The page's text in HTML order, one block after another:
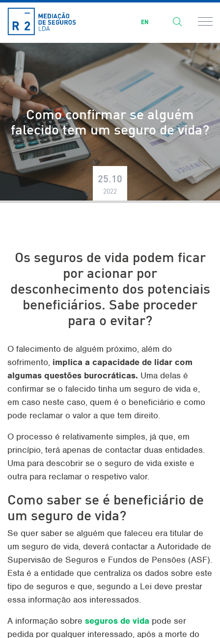
EN
Como confirmar se alguém
falecido tem um seguro de vida?
25.10
2022
Os seguros de vida podem ficar
por acionar por
desconhecimento dos potenciais
beneficiários. Sabe proceder
para o evitar?
O falecimento de alguém próximo, além do
sofrimento, implica a capacidade de lidar com
algumas questões burocráticas. Uma delas é
confirmar se o falecido tinha um seguro de vida e,
em caso neste caso, quem é o beneficiário e como
pode reclamar o valor a que tem direito.
O processo é relativamente simples, já que, em
princípio, terá apenas de contactar duas entidades.
Uma para descobrir se o seguro de vida existe e
outra para reclamar o respetivo valor.
Como saber se é beneficiário de
um seguro de vida?
Se quer saber se alguém que faleceu era titular de
um seguro de vida, deverá contactar a Autoridade de
Supervisão de Seguros e Fundos de Pensões (ASF).
Esta é a entidade que centraliza os dados sobre este
tipo de seguros e que, segundo a Lei deve prestar
essa informação aos interessados.
A informação sobre seguros de vida pode ser
pedida por qualquer interessado, após a morte do